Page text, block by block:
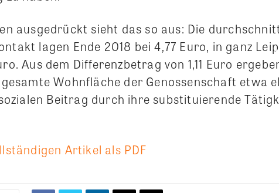
ausgedrückt sieht das so aus: Die
lagen Ende 2018 bei 4,77 Euro, in ganz
Aus dem Differenzbetrag von 1,11 Euro
Wohnfläche der Genossenschaft etwa
Beitrag durch ihre substituierende
Artikel als PDF